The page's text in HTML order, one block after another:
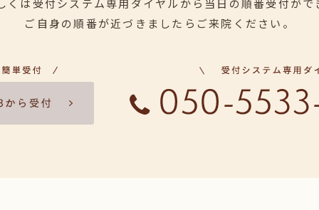
くは受付システム専用ダイヤルから当日の順番受付がで
ご自身の順番が近づきましたらご来院ください。